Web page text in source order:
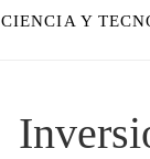
CIENCIA Y